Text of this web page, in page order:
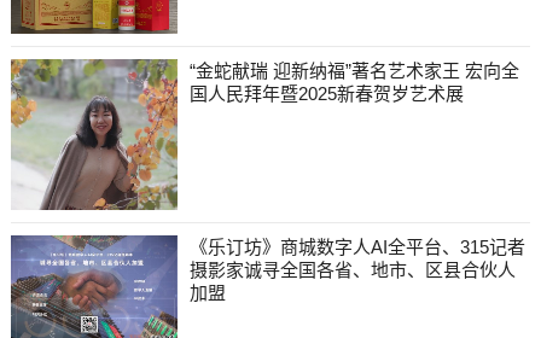
“金蛇献瑞 迎新纳福”著名艺术家王 宏向全
国人民拜年暨2025新春贺岁艺术展
《乐订坊》商城数字人AI全平台、315记者
摄影家诚寻全国各省、地市、区县合伙人
加盟